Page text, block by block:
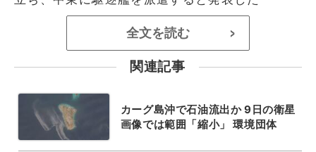
全文を読む >
関連記事
カーグ島沖で石油流出か 9日の衛星
画像では範囲「縮小」 環境団体